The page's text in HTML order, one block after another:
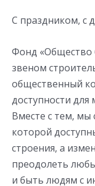
С праздником, с
Фонд «Общество
звеном
общественный
доступности
Вместе с тем, мы
которой
строения, а
преодолеть
и быть людям с